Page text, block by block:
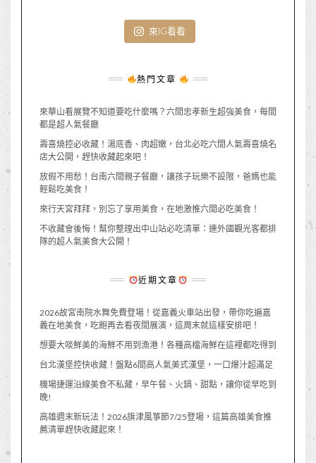
來IG看看
熱門文章
來華山看展覽不知道要吃什麼嗎？六間忠孝新生超強美食，每間
都是超人氣餐廳
壽喜燒控必收藏！湯底香、肉超嫩，台北必吃六間人氣壽喜燒名
店大公開，趕快收藏起來吧！
放假不用愁！台南六間親子餐廳，讓孩子玩樂不設限，爸媽也能
輕鬆吃美食！
來行天宮拜拜，別忘了享用美食，在地激推六間必吃美食！
不收藏會後悔！幫你整理出中山站必吃清單：連外國觀光客都排
隊的超人氣美食大公開！
近期文章
2026故宮南院水舞免費登場！從嘉義火車站出發，帶你吃遍嘉
義在地美食，吃飽再去看夜間展演，這周末就這樣安排吧！
想要大啖鮮美的海鮮不用到漁港！各種高檔海鮮在這裡都吃得到
台北漢堡控快收藏！盤點6間高人氣美式漢堡，一口爆汁超滿足
機場捷運沿線美食不私藏，早午餐、火鍋、甜點，讓你從早吃到
晚!
高雄週末新玩法！2026旗津風箏節7/25登場，這篇高雄美食推
薦清單趕快收藏起來！